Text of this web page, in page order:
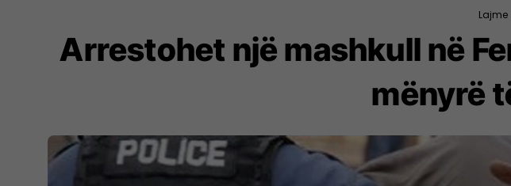
Lajme
Arrestohet një mashkull në
mënyrë